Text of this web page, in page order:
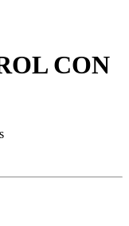
CON